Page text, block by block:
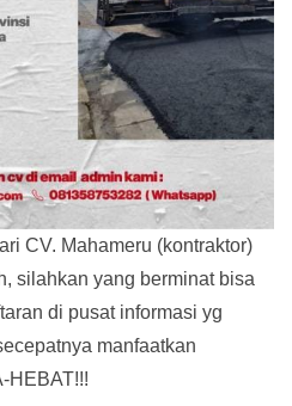
CV. Mahameru (kontraktor)
silahkan yang berminat bisa
di pusat informasi yg
manfaatkan
HEBAT!!!